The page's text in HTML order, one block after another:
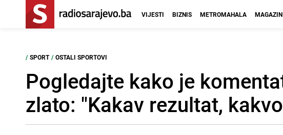
VIJESTI BIZNIS METROMAHALA MAGAZIN
/ SPORT / OSTALI SPORTOVI
Pogledajte kako je
zlato: "Kakav rezultat,